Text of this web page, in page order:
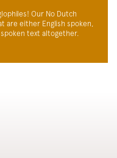
Our No Dutch
are either English spoken,
text altogether.